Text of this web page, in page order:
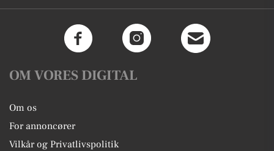
OM VORES DIGITAL
Om os
For annoncører
Vilkår og Privatlivspolitik